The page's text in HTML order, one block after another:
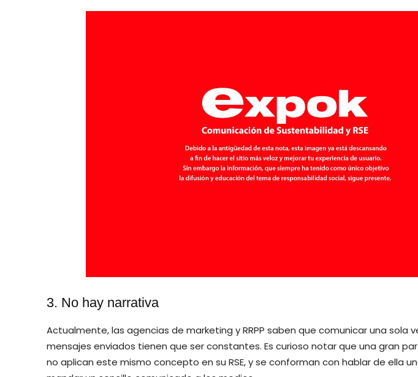
3. No hay narrativa
Actualmente, las agencias de marketing y RRPP saben que comunicar una sola
mensajes enviados tienen que ser constantes. Es curioso notar que una gran
no aplican este mismo concepto en su RSE, y se conforman con hablar de ella